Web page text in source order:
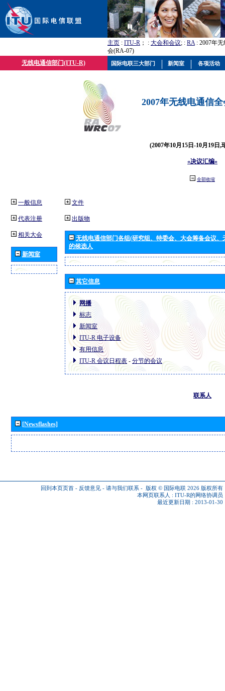
主页 : ITU-R ； : 大会和会议; : RA: 2007年
会(RA-07)
无线电通信部门(ITU-R)
2007年无线电通信
(2007年10月15日-10月19日,
«决议汇编»
全部收缩
一般信息
代表注册
相关大会
新闻室
文件
出版物
无线电通信部门各组(研究组、特委会、大会筹备会议
的候选人
其它信息
网播
标志
新闻室
ITU-R 电子设备
有用信息
ITU-R 会议日程表 - 分节的会议
联系人
[Newsflashes]
回到本页页首 - 反馈意见 - 请与我们联系 - 版权 © 国际电联 2026 版权所有
本网页联系人 : ITU-R的网络协调员
最近更新日期 : 2013-01-30
国际电联三大部门 新闻室 各项活动